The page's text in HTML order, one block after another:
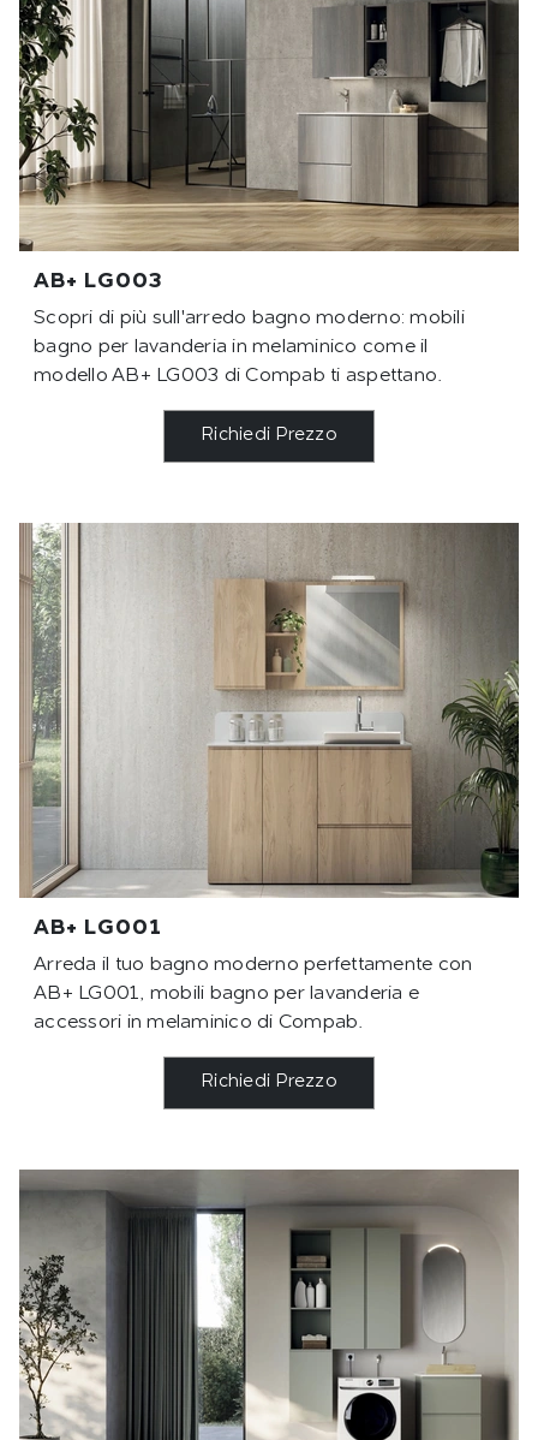
AB+ LG003
Scopri di più sull'arredo bagno moderno: mobili
bagno per lavanderia in melaminico come il
modello AB+ LG003 di Compab ti aspettano.
Richiedi Prezzo
AB+ LG001
Arreda il tuo bagno moderno perfettamente con
AB+ LG001, mobili bagno per lavanderia e
accessori in melaminico di Compab.
Richiedi Prezzo